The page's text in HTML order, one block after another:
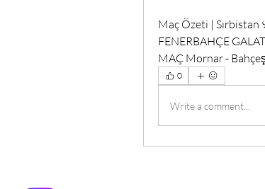
Maç Özeti | Sırbistan
FENERBAHÇE
MAÇ Mornar -
0
Write a comment...